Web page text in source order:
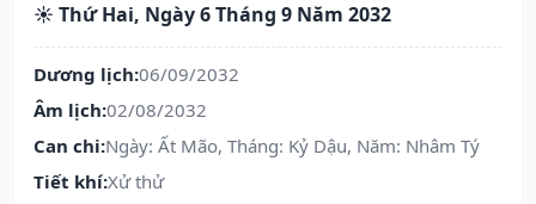
☀️ Thứ Hai, Ngày 6 Tháng 9 Năm 2032
Dương lịch:06/09/2032
Âm lịch:02/08/2032
Can chi:Ngày: Ất Mão, Tháng: Kỷ Dậu, Năm: Nhâm Tý
Tiết khí:Xử thử